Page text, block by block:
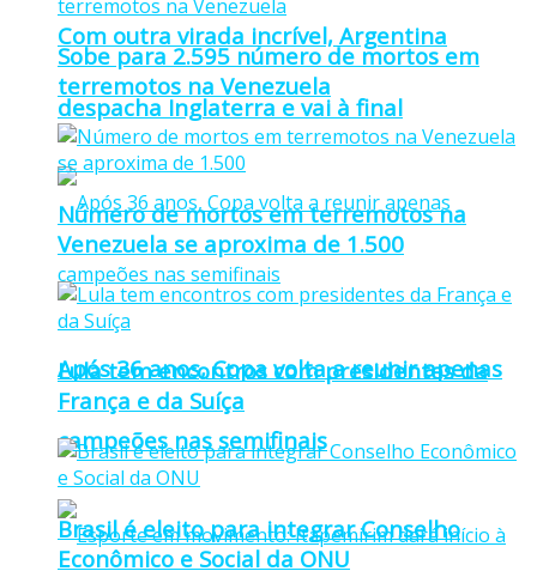
Com outra virada incrível, Argentina
despacha Inglaterra e vai à final
Após 36 anos, Copa volta a reunir apenas
campeões nas semifinais
Sobe para 2.595 número de mortos em
terremotos na Venezuela
Número de mortos em terremotos na
Venezuela se aproxima de 1.500
Lula tem encontros com presidentes da
França e da Suíça
Brasil é eleito para integrar Conselho
Econômico e Social da ONU